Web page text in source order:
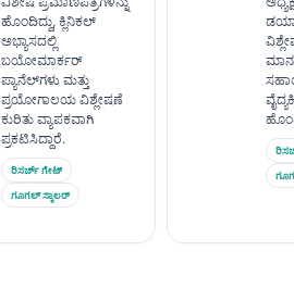
ಹೊಂದಿದ್ದು, ಕ್ಲಿನಿಕಲ್
ಅಭ್ಯಾಸದಲ್ಲಿ
ಬಯೋಮಾರ್ಕರ್
ಪ್ಯಾನೆಲ್‌ಗಳು ಮತ್ತು
ಪ್ರಯೋಗಾಲಯ ವಿಶ್ಲೇಷಣೆ
ಕುರಿತು ವ್ಯಾಪಕವಾಗಿ
ಪ್ರಕಟಿಸಿದ್ದಾರೆ.
ರಿಸರ್ಚ್ ಗೇಟ್
ಗೂಗಲ್ ಸ್ಕಾಲರ್